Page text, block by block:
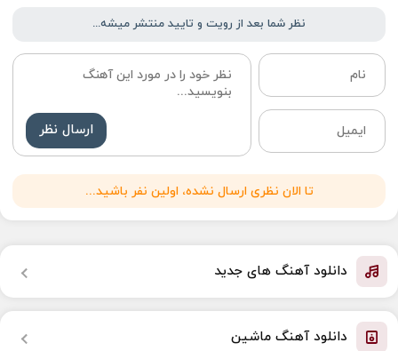
نظر شما بعد از رویت و تایید منتشر میشه...
ارسال نظر
تا الان نظری ارسال نشده، اولین نفر باشید...
دانلود آهنگ های جدید
دانلود آهنگ ماشین